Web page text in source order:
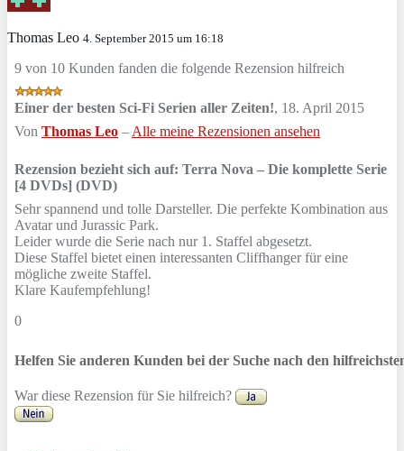
Thomas Leo 4. September 2015 um 16:18
9 von 10 Kunden fanden die folgende Rezension hilfreich
Einer der besten Sci-Fi Serien aller Zeiten!, 18. April 2015
Von Thomas Leo – Alle meine Rezensionen ansehen
Rezension bezieht sich auf: Terra Nova – Die komplette Serie
[4 DVDs] (DVD)
Sehr spannend und tolle Darsteller. Die perfekte Kombination aus
Avatar und Jurassic Park.
Leider wurde die Serie nach nur 1. Staffel abgesetzt.
Diese Staffel bietet einen interessanten Cliffhanger für eine
mögliche zweite Staffel.
Klare Kaufempfehlung!
0
Helfen Sie anderen Kunden bei der Suche nach den
War diese Rezension für Sie hilfreich?